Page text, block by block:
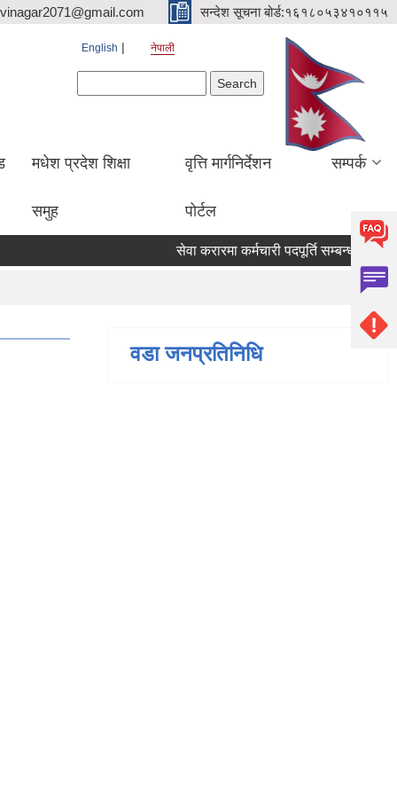
सन्देश सूचना बोर्ड:१६१८०५३४१०११५
English नेपाली
मधेश प्रदेश शिक्षा
समुह
वृत्ति मार्गनिर्देशन
पोर्टल
सम्पर्क
सेवा करारमा कर्मचारी पदपूर्ति सम्बन्धी सूचना
वडा जनप्रतिनिधि